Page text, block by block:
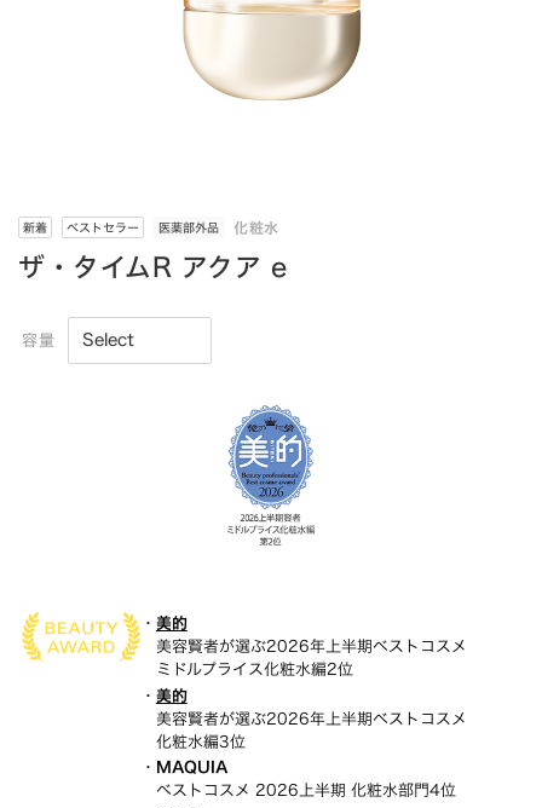
新着 ベストセラー 医薬部外品 化粧水
ザ・タイムR アクア e
容量
美的
美容賢者が選ぶ2026年上半期ベストコスメ
ミドルプライス化粧水編2位
美的
美容賢者が選ぶ2026年上半期ベストコスメ
化粧水編3位
MAQUIA
ベストコスメ 2026上半期 化粧水部門4位